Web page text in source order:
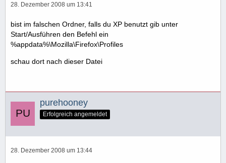
28. Dezember 2008 um 13:41
bist im falschen Ordner, falls du XP benutzt gib unter
Start/Ausführen den Befehl ein
%appdata%\Mozilla\Firefox\Profiles
schau dort nach dieser Datei
purehooney
Erfolgreich angemeldet
28. Dezember 2008 um 13:44